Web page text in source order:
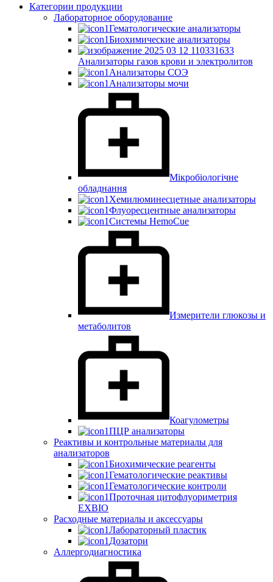
Категории продукции
Лабораторное оборудование
Гематологические анализаторы
Биохимические анализаторы
Анализаторы газов крови и электролитов
Анализаторы СОЭ
Анализаторы мочи
Мікробіологічне
обладнання
Хемилюминесцетные анализаторы
Флуоресцентные анализаторы
Системы HemoCue
Измерители глюкозы и
метаболитов
Коагулометры
ПЦР анализаторы
Реактивы и контрольные материалы для
анализаторов
Биохимические реагенты
Гематологические реактивы
Гематологические контроли
Проточная цитофлуориметрия
EXBIO
Расходные материалы и аксессуары
Лабораторный пластик
Дозатори
Аллергодиагностика